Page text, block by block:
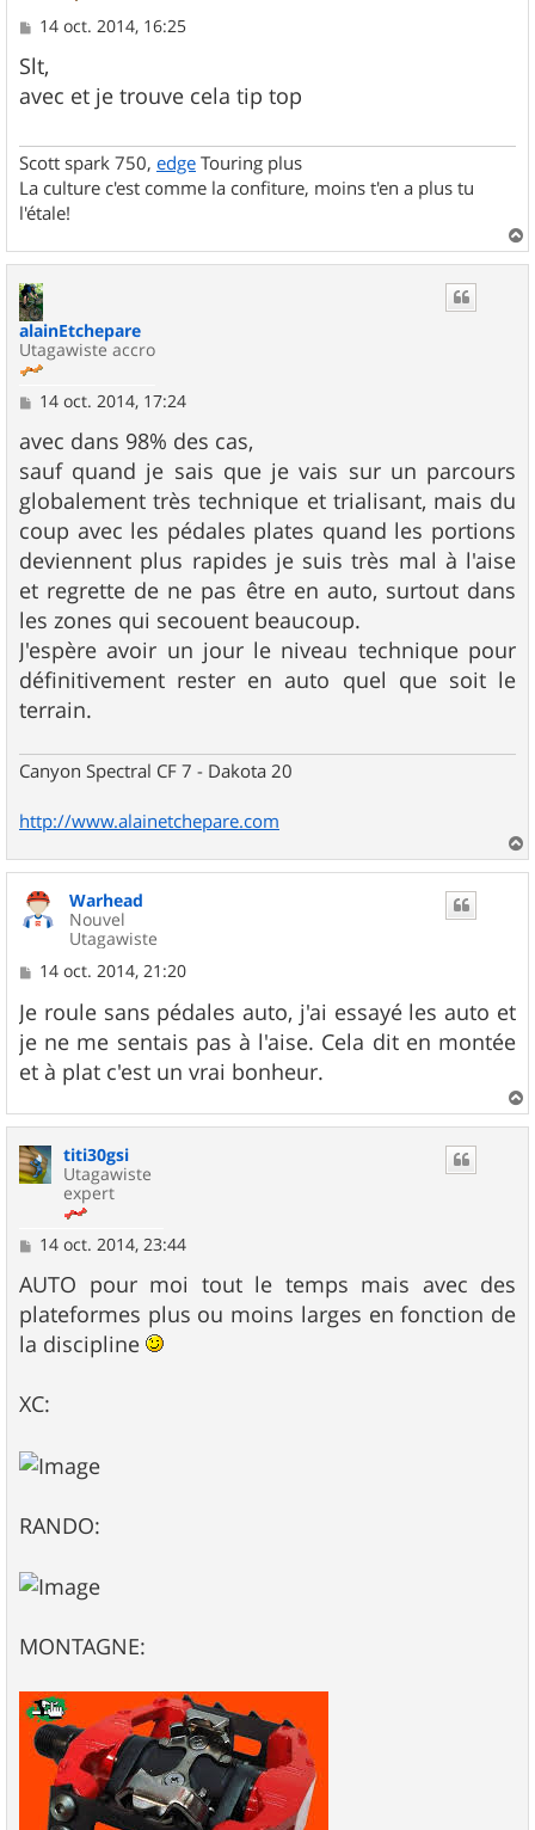
M
s
s
a
14 oct. 2014, 16:25
Slt,
avec et je trouve cela tip top
Scott spark 750, edge Touring plus
La culture c'est comme la confiture, moins t'en a plus tu
l'étale!
a
alainEtchepare
Utagawiste accro
M
s
s
a
g
e
14 oct. 2014, 17:24
avec dans 98% des cas,
sauf quand je sais que je vais sur un parcours
globalement très technique et trialisant, mais du
coup avec les pédales plates quand les portions
deviennent plus rapides je suis très mal à l'aise
et regrette de ne pas être en auto, surtout dans
les zones qui secouent beaucoup.
J'espère avoir un jour le niveau technique pour
définitivement rester en auto quel que soit le
terrain.
Canyon Spectral CF 7 - Dakota 20
http://www.alainetchepare.com
a
Warhead
Nouvel
Utagawiste
M
s
s
a
g
e
14 oct. 2014, 21:20
Je roule sans pédales auto, j'ai essayé les auto et
je ne me sentais pas à l'aise. Cela dit en montée
et à plat c'est un vrai bonheur.
a
titi30gsi
Utagawiste
expert
M
s
s
a
g
e
14 oct. 2014, 23:44
AUTO pour moi tout le temps mais avec des
plateformes plus ou moins larges en fonction de
la discipline
XC:
RANDO:
MONTAGNE: